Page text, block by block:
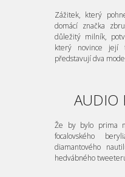
Zážitek, který
domácí značka
důležitý milník,
který novince její
představují dva
AUDIO
Že by bylo prima
focalovského
diamantového
hedvábného